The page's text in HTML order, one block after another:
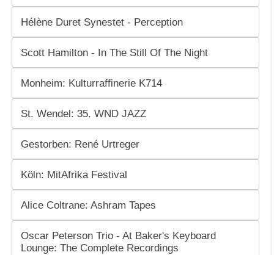
Hélène Duret Synestet - Perception
Scott Hamilton - In The Still Of The Night
Monheim: Kulturraffinerie K714
St. Wendel: 35. WND JAZZ
Gestorben: René Urtreger
Köln: MitAfrika Festival
Alice Coltrane: Ashram Tapes
Oscar Peterson Trio - At Baker's Keyboard
Lounge: The Complete Recordings